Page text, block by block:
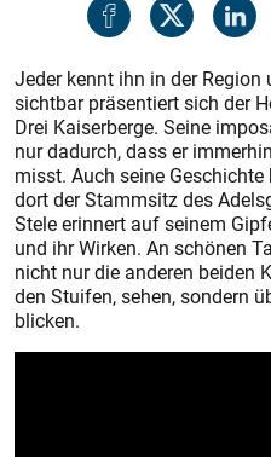
Jeder kennt ihn in der
sichtbar präsentiert sich der
Drei Kaiserberge. Seine
nur dadurch, dass er
misst. Auch seine
dort der Stammsitz des
Stele erinnert auf seinem
und ihr Wirken. An schönen
nicht nur die anderen beiden
den Stuifen, sehen, sondern
blicken.